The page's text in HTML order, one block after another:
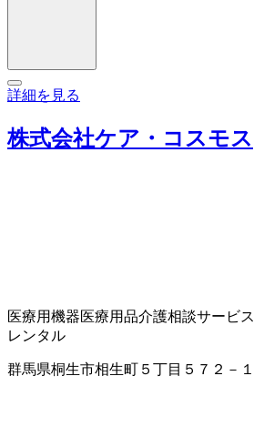
詳細を見る
株式会社ケア・コスモス
医療用機器医療用品介護相談サービス
レンタル
群馬県桐生市相生町５丁目５７２－１